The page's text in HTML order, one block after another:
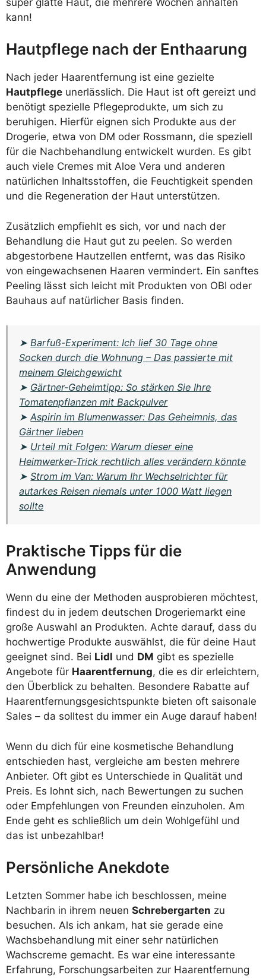
kann!
Hautpflege nach der Enthaarung
Nach jeder Haarentfernung ist eine gezielte
Hautpflege unerlässlich. Die Haut ist oft gereizt und
benötigt spezielle Pflegeprodukte, um sich zu
beruhigen. Hierfür eignen sich Produkte aus der
Drogerie, etwa von DM oder Rossmann, die speziell
für die Nachbehandlung entwickelt wurden. Es gibt
auch viele Cremes mit Aloe Vera und anderen
natürlichen Inhaltsstoffen, die Feuchtigkeit spenden
und die Regeneration der Haut unterstützen.
Zusätzlich empfiehlt es sich, vor und nach der
Behandlung die Haut gut zu peelen. So werden
abgestorbene Hautzellen entfernt, was das Risiko
von eingewachsenen Haaren vermindert. Ein sanftes
Peeling lässt sich leicht mit Produkten von OBI oder
Bauhaus auf natürlicher Basis finden.
➤Barfuß-Experiment: Ich lief 30 Tage ohne
Socken durch die Wohnung – Das passierte mit
meinem Gleichgewicht
➤ Gärtner-Geheimtipp: So stärken Sie Ihre
Tomatenpflanzen mit Backpulver
➤Aspirin im Blumenwasser: Das Geheimnis, das
Gärtner lieben
➤ Urteil mit Folgen: Warum dieser eine
Heimwerker-Trick rechtlich alles verändern könnte
➤Strom im Van: Warum Ihr Wechselrichter für
autarkes Reisen niemals unter 1000 Watt liegen
sollte
Praktische Tipps für die
Anwendung
Wenn du eine der Methoden ausprobieren möchtest,
findest du in jedem deutschen Drogeriemarkt eine
große Auswahl an Produkten. Achte darauf, dass du
hochwertige Produkte auswählst, die für deine Haut
geeignet sind. Bei Lidl und DM gibt es spezielle
Angebote für Haarentfernung, die es dir erleichtern,
den Überblick zu behalten. Besondere Rabatte auf
Haarentfernungsgesichtspunkte bieten oft saisonale
Sales – da solltest du immer ein Auge darauf haben!
Wenn du dich für eine kosmetische Behandlung
entschieden hast, vergleiche am besten mehrere
Anbieter. Oft gibt es Unterschiede in Qualität und
Preis. Es lohnt sich, nach Bewertungen zu suchen
oder Empfehlungen von Freunden einzuholen. Am
Ende geht es schließlich um dein Wohlgefühl und
das ist unbezahlbar!
Persönliche Anekdote
Letzten Sommer habe ich beschlossen, meine
Nachbarin in ihrem neuen Schrebergarten zu
besuchen. Als ich ankam, hat sie gerade eine
Wachsbehandlung mit einer sehr natürlichen
Wachscreme gemacht. Es war eine interessante
Erfahrung, Forschungsarbeiten zur Haarentfernung